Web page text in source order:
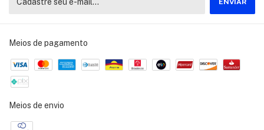
Meios de pagamento
Meios de envio